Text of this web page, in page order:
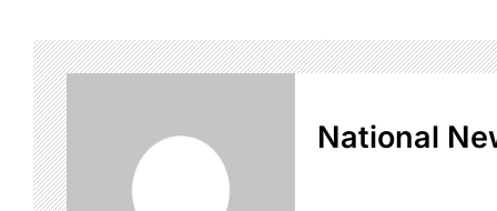
National